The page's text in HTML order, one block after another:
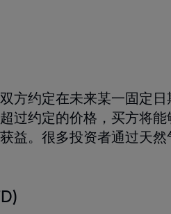
方约定在未来某一固定
过约定的价格，买方将
益。很多投资者通过天然